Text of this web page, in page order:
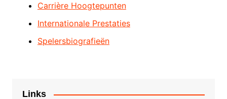
Carrière Hoogtepunten
Internationale Prestaties
Spelersbiografieën
Links